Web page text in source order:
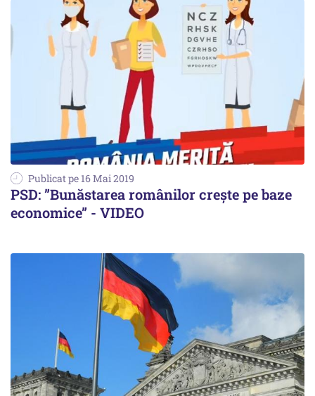
Publicat pe 16 Mai 2019
PSD: ”Bunăstarea românilor crește pe baze
economice” - VIDEO